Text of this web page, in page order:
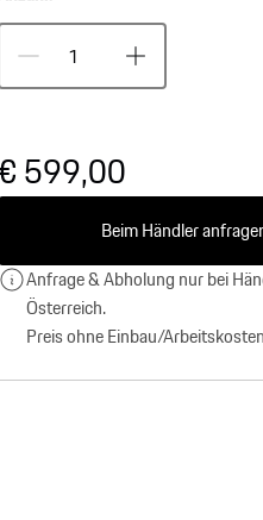
599,00
Beim Händler
Anfrage & Abholung nur bei
Österreich.
Preis ohne Einbau/